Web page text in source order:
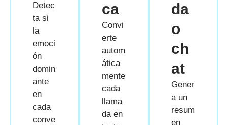
Detec
ta si
la
emoci
ón
domin
ante
en
cada
conve
ca
Convi
erte
autom
ática
mente
cada
llama
da en
da
o
ch
at
Gener
a un
resum
en